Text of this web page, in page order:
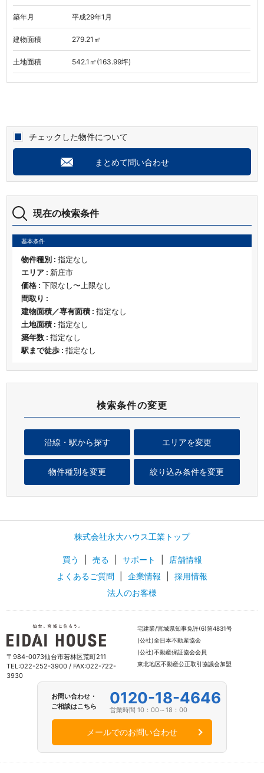
検索条件の変更
エリアを変更
沿線・駅から探す
物件種別を変更 絞り込み条件を変更
現在の検索条件
基本条件
物件種別 : 指定なし
エリア : 新庄市
価格 : 下限なし〜上限なし
間取り :
建物面積／専有面積 : 指定なし
土地面積 : 指定なし
築年数 : 指定なし
駅まで徒歩 : 指定なし
築年月 平成29年1月
建物面積 279.21㎡
土地面積 542.1㎡(163.99坪)
チェックした物件について
まとめて問い合わせ
株式会社永大ハウス工業トップ
買う 売る サポート
店舗情報
よくあるご質問
企業情報
採用情報
法人のお客様
〒984-0073仙台市若林区荒町211
TEL:022-252-3900 / FAX:022-722-
3930
宅建業/宮城県知事免許(6)第4831号
(公社)全日本不動産協会
(公社)不動産保証協会会員
東北地区不動産公正取引協議会加盟
お問い合わせ・
ご相談はこちら
0120-18-4646
営業時間 10：00～18：00
メールでのお問い合わせ